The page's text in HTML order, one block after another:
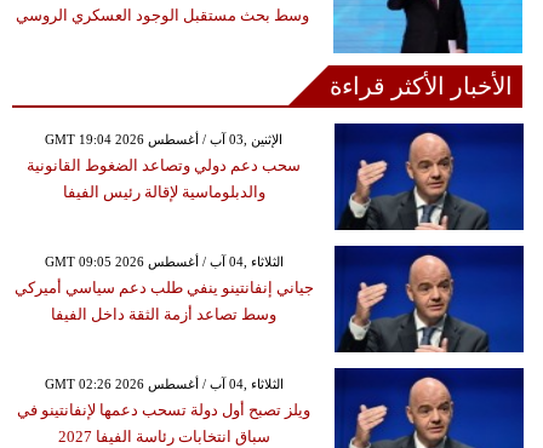
وسط بحث مستقبل الوجود العسكري الروسي
الأخبار الأكثر قراءة
GMT 19:04 2026 الإثنين ,03 آب / أغسطس
سحب دعم دولي وتصاعد الضغوط القانونية
والدبلوماسية لإقالة رئيس الفيفا
GMT 09:05 2026 الثلاثاء ,04 آب / أغسطس
جياني إنفانتينو ينفي طلب دعم سياسي أميركي
وسط تصاعد أزمة الثقة داخل الفيفا
GMT 02:26 2026 الثلاثاء ,04 آب / أغسطس
ويلز تصبح أول دولة تسحب دعمها لإنفانتينو في
سباق انتخابات رئاسة الفيفا 2027